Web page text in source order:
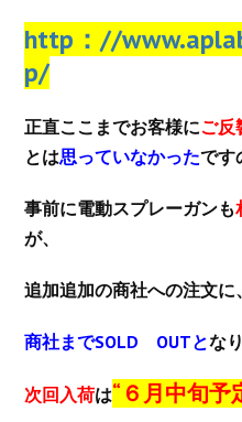
http：//
p/
正直ここまでお客様にご反
とは思っていなかったです
事前に電動スプレーガンも
が、
追加追加の商社への注文に、
商社までSOLD OUTとなり
次回入荷は“６月中旬予